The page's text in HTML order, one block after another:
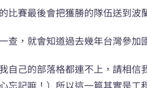
比賽最後會把獲勝的隊伍送到波
查，就會知道過去幾年台灣參
自己的部落格都連不上，請相
忘記嘛！）所以這一篇其實是工